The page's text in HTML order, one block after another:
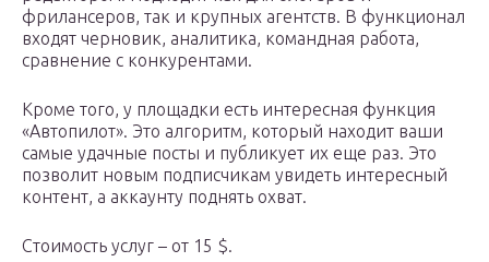
фрилансеров, так и крупных агентств. В функционал
входят черновик, аналитика, командная работа,
сравнение с конкурентами.
Кроме того, у площадки есть интересная функция
«Автопилот». Это алгоритм, который находит ваши
самые удачные посты и публикует их еще раз. Это
позволит новым подписчикам увидеть интересный
контент, а аккаунту поднять охват.
Стоимость услуг – от 15 $.